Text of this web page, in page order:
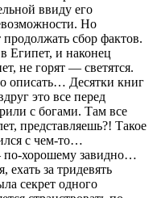
ввиду его
Но
продолжать сбор фактов.
Египет, и наконец
не горят — светятся.
описать… Десятки книг
это все перед
с богами. Там все
представляешь?! Такое
с чем-то…
хорошему завидно…
за тридевять
секрет одного